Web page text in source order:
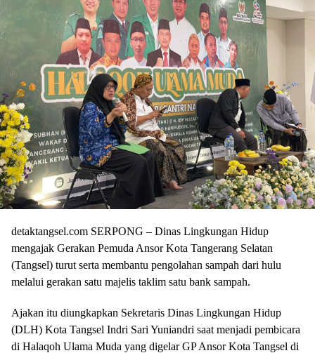
detaktangsel.com SERPONG – Dinas Lingkungan Hidup
mengajak Gerakan Pemuda Ansor Kota Tangerang Selatan
(Tangsel) turut serta membantu pengolahan sampah dari hulu
melalui gerakan satu majelis taklim satu bank sampah.
Ajakan itu diungkapkan Sekretaris Dinas Lingkungan Hidup
(DLH) Kota Tangsel Indri Sari Yuniandri saat menjadi pembicara
di Halaqoh Ulama Muda yang digelar GP Ansor Kota Tangsel di